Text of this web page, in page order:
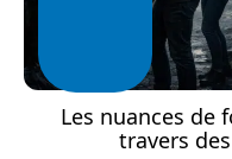
Les nuances de
travers